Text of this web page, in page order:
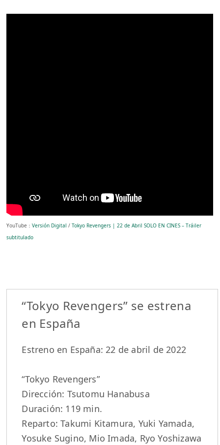
YouTube：Versión Digital /Tokyo Revengers | 22 de Abril SOLO EN CINES – Tráiler
subtitulado
“Tokyo Revengers” se estrena
en España
Estreno en España: 22 de abril de 2022
“Tokyo Revengers”
Dirección: Tsutomu Hanabusa
Duración: 119 min.
Reparto: Takumi Kitamura, Yuki Yamada,
Yosuke Sugino, Mio Imada, Ryo Yoshizawa